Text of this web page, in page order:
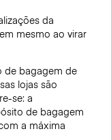
da
mesmo ao virar
de bagagem de
lojas são
se: a
de bagagem
a máxima